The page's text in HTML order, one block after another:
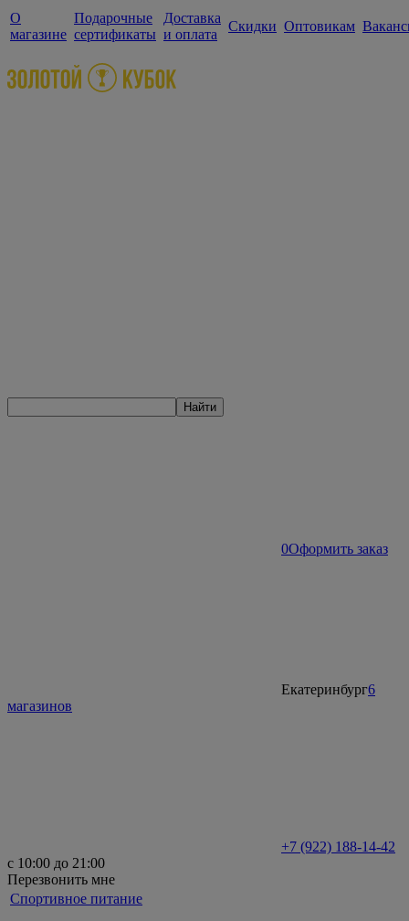
О
магазине
Подарочные
сертификаты
Доставка
и оплата
Скидки Оптовикам
Найти
0Оформить заказ
Екатеринбург6
магазинов
+7 (922) 188-14-42
с 10:00 до 21:00
Перезвонить мне
Спортивное питание